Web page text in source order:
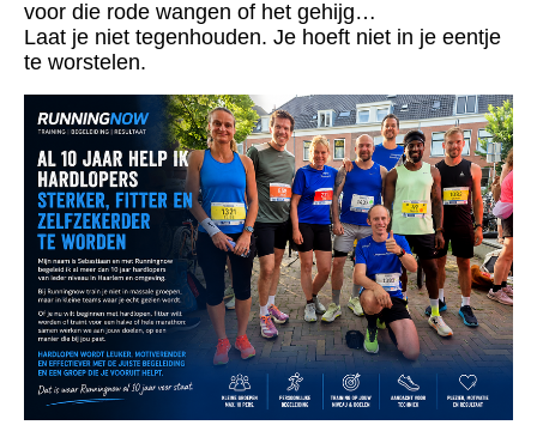
voor die rode wangen of het gehijg…
Laat je niet tegenhouden. Je hoeft niet in je eentje
te worstelen.